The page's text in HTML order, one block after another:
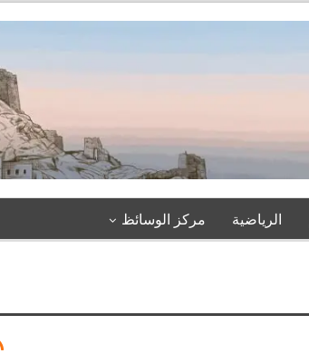
الرياضية مركز الوسائظ